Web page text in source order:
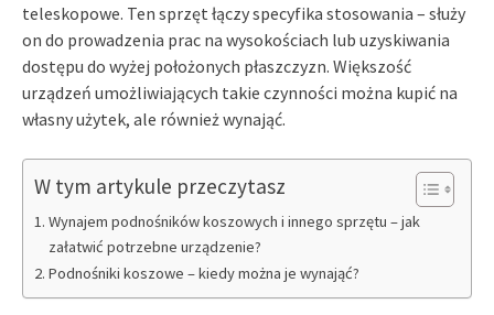
teleskopowe. Ten sprzęt łączy specyfika stosowania – służy
on do prowadzenia prac na wysokościach lub uzyskiwania
dostępu do wyżej położonych płaszczyzn. Większość
urządzeń umożliwiających takie czynności można kupić na
własny użytek, ale również wynająć.
W tym artykule przeczytasz
Wynajem podnośników koszowych i innego sprzętu – jak
załatwić potrzebne urządzenie?
Podnośniki koszowe – kiedy można je wynająć?